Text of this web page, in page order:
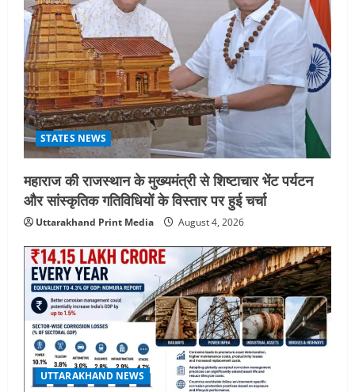
STATES NEWS
महाराज की राजस्थान के मुख्यमंत्री से शिष्टाचार भेंट पर्यटन
और सांस्कृतिक गतिविधियों के विस्तार पर हुई चर्चा
Uttarakhand Print Media August 4, 2026
UTTARAKHAND NEWS